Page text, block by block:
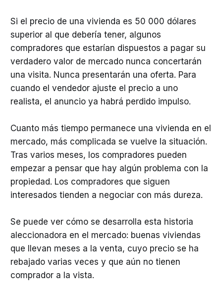
Si el precio de una vivienda es 50 000 dólares
superior al que debería tener, algunos
compradores que estarían dispuestos a pagar su
verdadero valor de mercado nunca concertarán
una visita. Nunca presentarán una oferta. Para
cuando el vendedor ajuste el precio a uno
realista, el anuncio ya habrá perdido impulso.
Cuanto más tiempo permanece una vivienda en el
mercado, más complicada se vuelve la situación.
Tras varios meses, los compradores pueden
empezar a pensar que hay algún problema con la
propiedad. Los compradores que siguen
interesados tienden a negociar con más dureza.
Se puede ver cómo se desarrolla esta historia
aleccionadora en el mercado: buenas viviendas
que llevan meses a la venta, cuyo precio se ha
rebajado varias veces y que aún no tienen
comprador a la vista.